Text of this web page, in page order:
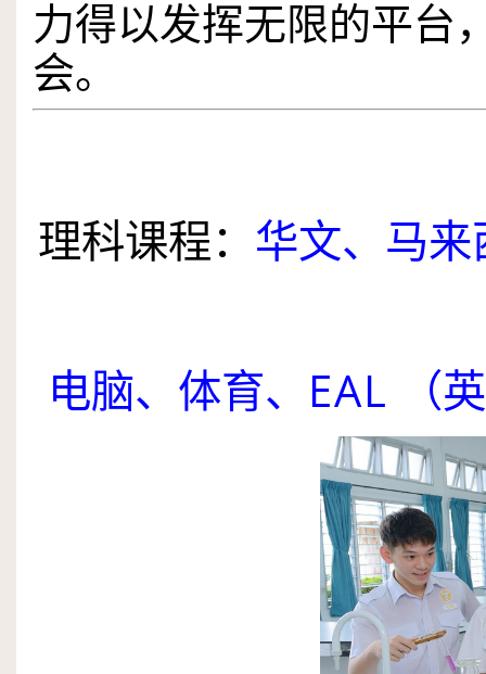
力得以发挥无限的平台
会。
理科课程： 华文、马
电脑、体育、 EAL （